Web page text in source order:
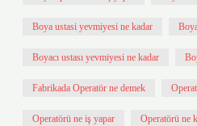
Boya ustasi yevmiyesi ne kadar
Boyacı ustası yevmiyesi ne kadar
Fabrikada Operatör ne demek
Operatörü ne iş yapar Operatörü ne